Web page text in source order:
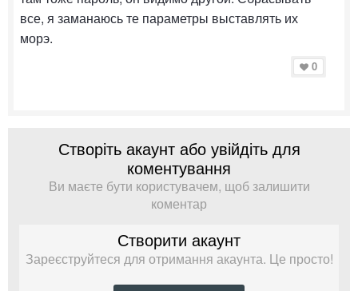
все, я заманаюсь те параметры выставлять их
морэ.
0
Створіть акаунт або увійдіть для
коментування
Ви маєте бути користувачем, щоб залишити
коментар
Створити акаунт
Зареєструйтеся для отримання акаунта. Це просто!